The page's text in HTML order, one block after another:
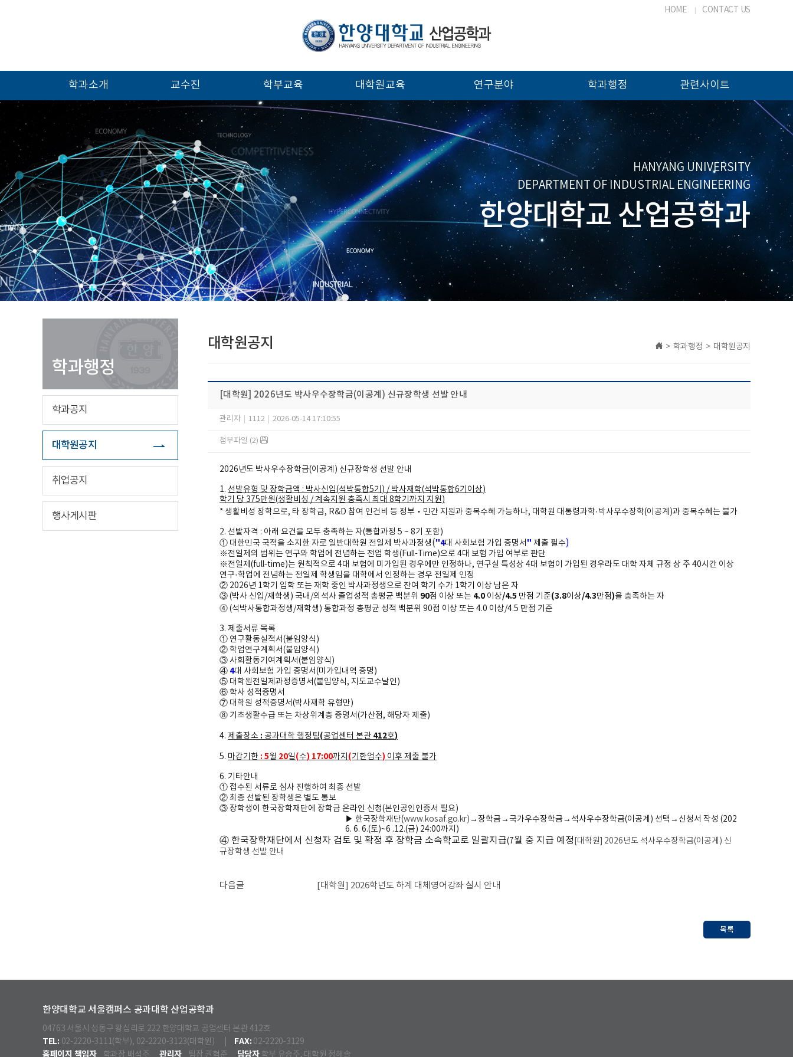
HOME CONTACT US
학과소개 교수진 학부교육 대학원교육 연구분야 학과행정 관련사이트
HANYANG UNIVERSITY
DEPARTMENT OF INDUSTRIAL ENGINEERING
한양대학교 산업공학과
학과행정
학과공지
대학원공지
취업공지
행사게시판
대학원공지 > 학과행정 > 대학원공지
[대학원] 2026년도 박사우수장학금(이공계) 신규장학생 선발 안내
관리자 1112 2026-05-14 17:10:55
첨부파일 (2)
2026년도 박사우수장학금(이공계 ) 신규장학생 선발 안내
1. 선발유형 및 장학금액 : 박사신입(석박통합5기 ) / 박사재학(석박통합6기이상)
학기 당 375만원(생활비성 / 계속지원 충족시 최대 8학기까지 지원 )
* 생활비성 장학으로, 타 장학금, R&D 참여 인건비 등 정부 ‧ 민간 지원과 중복수혜 가능하나, 대학원 대통령과학·박사우수장학(이공계 )과 중복수혜는 불가
2. 선발자격 : 아래 요건을 모두 충족하는 자(통합과정 5 ~ 8기 포함)
① 대한민국 국적을 소지한 자로 일반대학원 전일제 박사과정생("4대 사회보험 가입 증명서 " 제출 필수)
※전일제의 범위는 연구와 학업에 전념하는 전업 학생(Full-Time)으로 4대 보험 가입 여부로 판단
※전일제 (full-time)는 원칙적으로 4대 보험에 미가입된 경우에만 인정하나, 연구실 특성상 4대 보험이 가입된 경우라도 대학 자체 규정 상 주 40시간 이상
연구·학업에 전념하는 전일제 학생임을 대학에서 인정하는 경우 전일제 인정
② 2026년 1학기 입학 또는 재학 중인 박사과정생으로 잔여 학기 수가 1학기 이상 남은 자
③(박사 신입/재학생 ) 국내 /외 석사 졸업성적 총평균 백분위 90점 이상 또는 4.0 이상/4.5 만점 기준(3.8이상/4.3만점)을 충족하는 자
⓸(석박사통합과정생/재학생 )통합과정 총평균 성적 백분위90점 이상 또는4.0 이상/4.5 만점 기준
3. 제출서류 목록
① 연구활동실적서(붙임양식 )
②학업연구계획서(붙임양식 )
③ 사회활동기여계획서(붙임양식 )
④ 4대 사회보험 가입 증명서(미가입내역 증명)
⑤ 대학원전일제과정증명서(붙임양식, 지도교수날인 )
⑥학사 성적증명서
⑦ 대학원 성적증명서(박사재학 유형만)
⓼ 기초생활수급 또는 차상위계층 증명서(가산점, 해당자 제출)
4. 제출장소 : 공과대학 행정팀(공업센터 본관 412호)
5. 마감기한 : 5월 20일(수) 17:00까지 (기한엄수) 이후 제출 불가
6. 기타안내
①접수된 서류로 심사 진행하여 최종 선발
②최종 선발된 장학생은 별도 통보
③ 장학생이 한국장학재단에 장학금 온라인 신청(본인공인인증서 필요)
▶ 한국장학재단(www.kosaf.go.kr)→ 장학금→국가우수장학금→ 석사우수장학금(이공계 ) 선택 → 신청서 작성 (202
6. 6. 6.(토)~6 .12.(금) 24:00까지 )
④ 한국장학재단에서 신청자 검토 및 확정 후 장학금 소속학교로 일괄지급(7월 중 지급 예정 [대학원] 2026년도 석사우수장학금(이공계) 신
규장학생 선발 안내
다음글 [대학원] 2026학년도 하계 대체영어강좌 실시 안내
목록
한양대학교 서울캠퍼스 공과대학 산업공학과
04763 서울시 성동구 왕십리로 222 한양대학교 공업센터 본관 412호
TEL: 02-2220-3111(학부), 02-2220-3123(대학원) | FAX: 02-2220-3129
홈페이지 책임자 학과장 배석주관리자 팀장 권혁준 담당자학부 유승주, 대학원 정해솔